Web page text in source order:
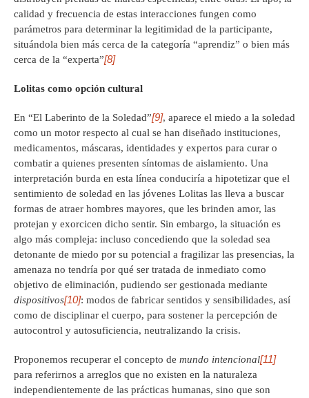
calidad y frecuencia de estas interacciones fungen como
parámetros para determinar la legitimidad de la participante,
situándola bien más cerca de la categoría “aprendiz” o bien más
cerca de la “experta”[8]
Lolitas como opción cultural
En “El Laberinto de la Soledad”[9], aparece el miedo a la soledad
como un motor respecto al cual se han diseñado instituciones,
medicamentos, máscaras, identidades y expertos para curar o
combatir a quienes presenten síntomas de aislamiento. Una
interpretación burda en esta línea conduciría a hipotetizar que el
sentimiento de soledad en las jóvenes Lolitas las lleva a buscar
formas de atraer hombres mayores, que les brinden amor, las
protejan y exorcicen dicho sentir. Sin embargo, la situación es
algo más compleja: incluso concediendo que la soledad sea
detonante de miedo por su potencial a fragilizar las presencias, la
amenaza no tendría por qué ser tratada de inmediato como
objetivo de eliminación, pudiendo ser gestionada mediante
dispositivos[10]: modos de fabricar sentidos y sensibilidades, así
como de disciplinar el cuerpo, para sostener la percepción de
autocontrol y autosuficiencia, neutralizando la crisis.
Proponemos recuperar el concepto de mundo intencional[11]
para referirnos a arreglos que no existen en la naturaleza
independientemente de las prácticas humanas, sino que son